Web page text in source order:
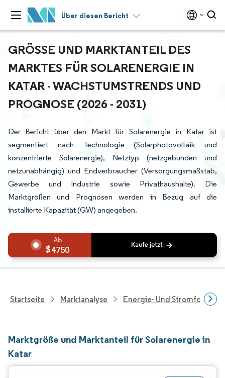
Über diesen Bericht
GRÖSSE UND MARKTANTEIL DES M
ARKTES FÜR SOLARENERGIE IN K
ATAR - WACHSTUMSTRENDS UND P
ROGNOSE (2026 - 2031)
Der Bericht über den Markt für Solarenergie in Katar ist
segmentiert nach Technologie (Solarphotovoltaik und
konzentrierte Solarenergie), Netztyp (netzgebunden und
netzunabhängig) und Endverbraucher (Versorgungsmaßstab,
Gewerbe und Industrie sowie Privathaushalte). Die
Marktgrößen und Prognosen werden in Bezug auf die
installierte Kapazität (GW) angegeben.
4750
Startseite Marktanalyse Energie- Und
Marktgröße und Marktanteil für Solarenergie in
Katar